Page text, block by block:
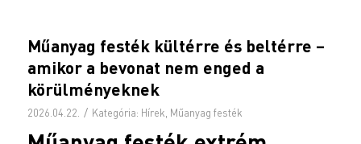
Műanyag festék kültérre és beltérre –
amikor a bevonat nem enged a
körülményeknek
2026.04.22. / Kategória: Hírek, Műanyag festék